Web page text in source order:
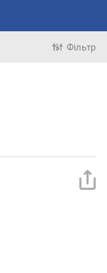
Фільтр